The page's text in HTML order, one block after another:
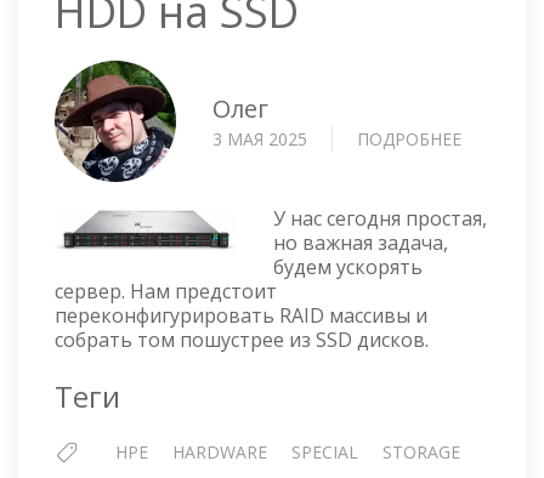
Олег
3 МАЯ 2025 ПОДРОБНЕЕ
DL360
У нас сегодня простая,
но важная задача,
будем ускорять
сервер. Нам предстоит
переконфигурировать RAID массивы и
собрать том пошустрее из SSD дисков.
Теги
HPE HARDWARE SPECIAL STORAGE